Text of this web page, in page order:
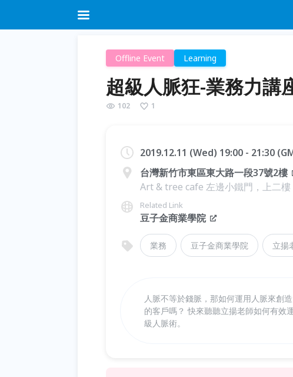
Offline Event Learning
超級人脈狂-業務力講
102 1
2019.12.11 (Wed) 19:00 - 21:30
台灣新竹市東區東大路一段37號2樓
Art & tree cafe 左邊小鐵門，上二樓
Related Link
豆子金商業學院
業務 豆子金商業學院 立揚
人脈不等於錢脈，那如何運用人脈來創
的客戶嗎？ 快來聽聽立揚老師如何有效
級人脈術。